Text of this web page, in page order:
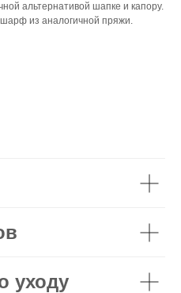
альтернативой шапке и капору.
из аналогичной пряжи.
уходу